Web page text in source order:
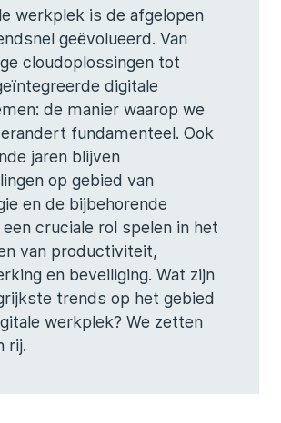
werkplek is de afgelopen
geëvolueerd. Van
cloudoplossingen tot
digitale
de manier waarop we
fundamenteel. Ook
jaren blijven
op gebied van
en de bijbehorende
cruciale rol spelen in het
van productiviteit,
en beveiliging. Wat zijn
trends op het gebied
werkplek? We zetten
rij.